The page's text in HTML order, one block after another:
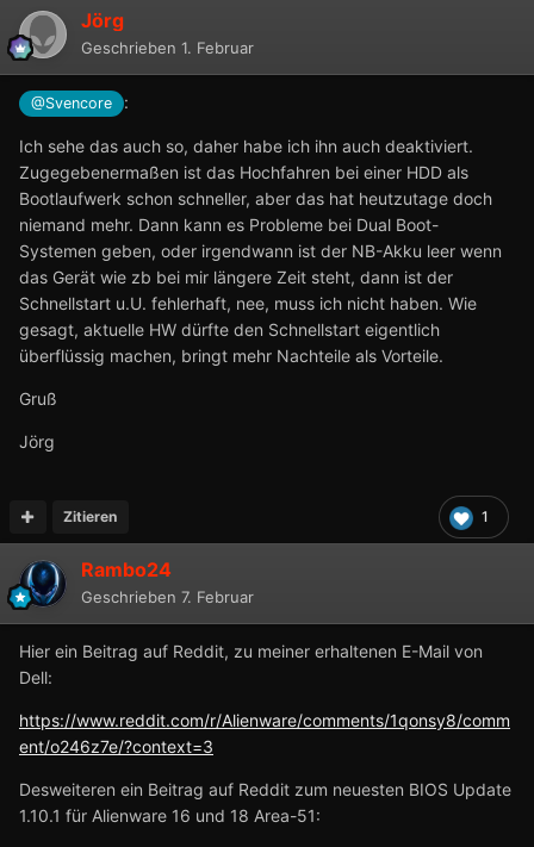
Jörg
Geschrieben 1. Februar
@Svencore :
Ich sehe das auch so, daher habe ich ihn auch deaktiviert.
Zugegebenermaßen ist das Hochfahren bei einer HDD als
Bootlaufwerk schon schneller, aber das hat heutzutage doch
niemand mehr. Dann kann es Probleme bei Dual Boot-
Systemen geben, oder irgendwann ist der NB-Akku leer wenn
das Gerät wie zb bei mir längere Zeit steht, dann ist der
Schnellstart u.U. fehlerhaft, nee, muss ich nicht haben. Wie
gesagt, aktuelle HW dürfte den Schnellstart eigentlich
überflüssig machen, bringt mehr Nachteile als Vorteile.
Gruß
Jörg
1
Zitieren
Rambo24
Geschrieben 7. Februar
Hier ein Beitrag auf Reddit, zu meiner erhaltenen E-Mail von
Dell:
https://www.reddit.com/r/Alienware/comments/1qonsy8/comm
ent/o246z7e/?context=3
Desweiteren ein Beitrag auf Reddit zum neuesten BIOS Update
1.10.1 für Alienware 16 und 18 Area-51: